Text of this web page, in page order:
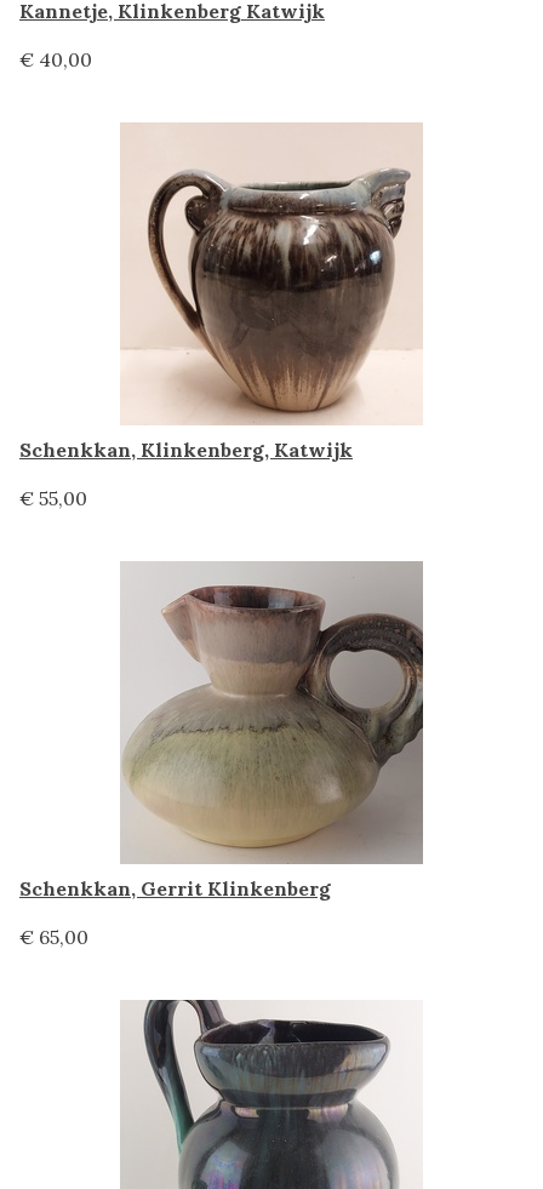
Kannetje, Klinkenberg Katwijk
€ 40,00
Schenkkan, Klinkenberg, Katwijk
€ 55,00
Schenkkan, Gerrit Klinkenberg
€ 65,00